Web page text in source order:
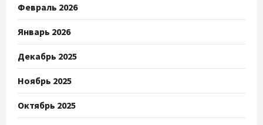
Февраль 2026
Январь 2026
Декабрь 2025
Ноябрь 2025
Октябрь 2025